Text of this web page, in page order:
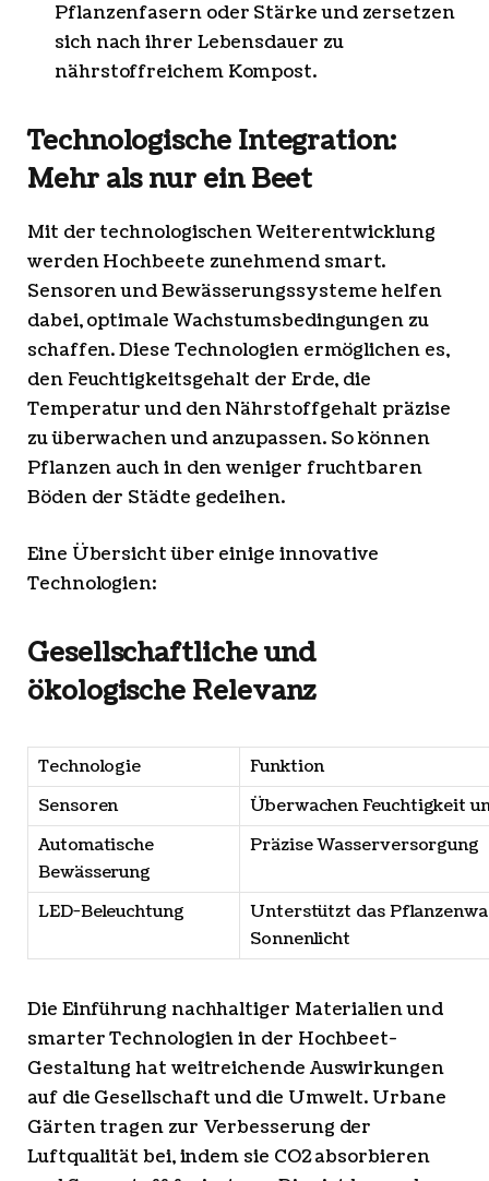
Pflanzenfasern oder Stärke und zersetzen
sich nach ihrer Lebensdauer zu
nährstoffreichem Kompost.
Technologische Integration:
Mehr als nur ein Beet
Mit der technologischen Weiterentwicklung
werden Hochbeete zunehmend smart.
Sensoren und Bewässerungssysteme helfen
dabei, optimale Wachstumsbedingungen zu
schaffen. Diese Technologien ermöglichen es,
den Feuchtigkeitsgehalt der Erde, die
Temperatur und den Nährstoffgehalt präzise
zu überwachen und anzupassen. So können
Pflanzen auch in den weniger fruchtbaren
Böden der Städte gedeihen.
Eine Übersicht über einige innovative
Technologien:
Gesellschaftliche und
ökologische Relevanz
Technologie
Funktion
Sensoren
Überwachen Feuchtigkeit
Automatische
Bewässerung
Präzise Wasserversorgung
LED-Beleuchtung
Unterstützt das
Sonnenlicht
Die Einführung nachhaltiger Materialien und
smarter Technologien in der Hochbeet-
Gestaltung hat weitreichende Auswirkungen
auf die Gesellschaft und die Umwelt. Urbane
Gärten tragen zur Verbesserung der
Luftqualität bei, indem sie CO2 absorbieren